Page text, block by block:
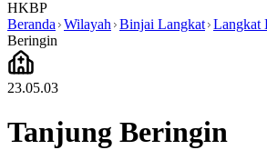
HKBP
Beranda Wilayah Binjai Langkat Langkat
Beringin
23.05.03
Tanjung Beringin